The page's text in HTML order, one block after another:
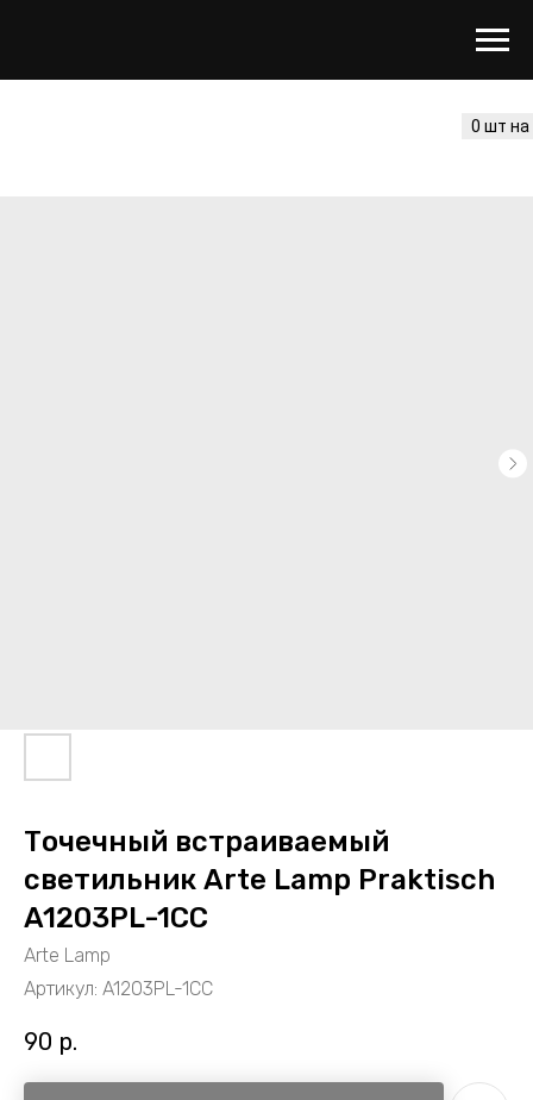
Точечный встраиваемый
светильник Arte Lamp Praktisch
A1203PL-1CC
Arte Lamp
Артикул: A1203PL-1CC
90 р.